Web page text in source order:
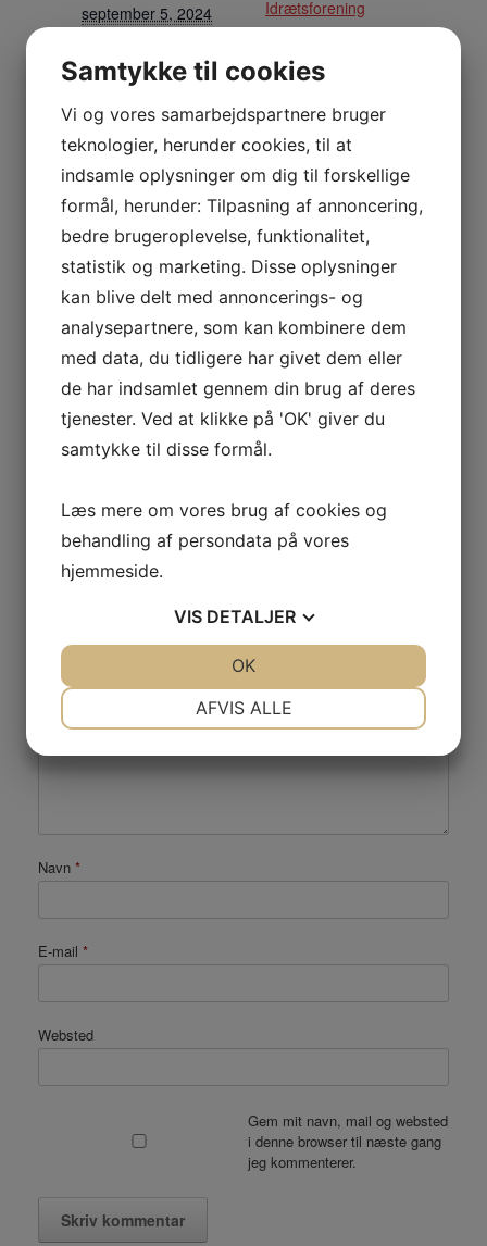
september 5, 2024
19:00 - 20:30
STED
Stadion
Nejrupvej 2, 7620 Lemvig
Lemvig, 7620 Danmark
+ Google Maps
Telefon:
29638527
Idrætsforening
Fodbold Senior Herre Fredagssjov
Skriv et svar
Navn *
E-mail *
Websted
Gem mit navn, mail og websted
i denne browser til næste gang
jeg kommenterer.
Samtykke til cookies
Vi og vores samarbejdspartnere bruger
teknologier, herunder cookies, til at
indsamle oplysninger om dig til forskellige
formål, herunder: Tilpasning af annoncering,
bedre brugeroplevelse, funktionalitet,
statistik og marketing. Disse oplysninger
kan blive delt med annoncerings- og
analysepartnere, som kan kombinere dem
med data, du tidligere har givet dem eller
de har indsamlet gennem din brug af deres
tjenester. Ved at klikke på 'OK' giver du
samtykke til disse formål.
Læs mere om vores brug af cookies og
behandling af persondata på vores
hjemmeside.
VIS DETALJER
AFVIS ALLE
OK